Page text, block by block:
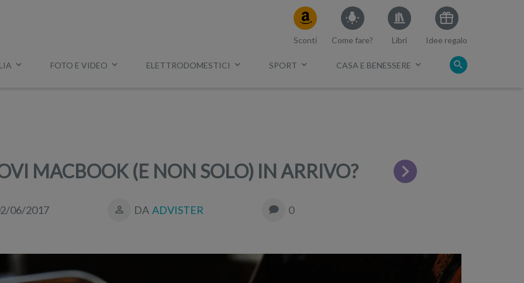
Sconti Come fare? Libri Idee regalo
FOTO E VIDEO ELETTRODOMESTICI SPORT CASA E BENESSERE
MACBOOK (E NON SOLO) IN ARRIVO?
06/2017 DA ADVISTER 0